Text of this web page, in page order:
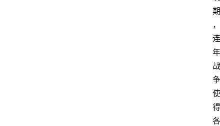
期
，
连
年
战
争
使
得
各